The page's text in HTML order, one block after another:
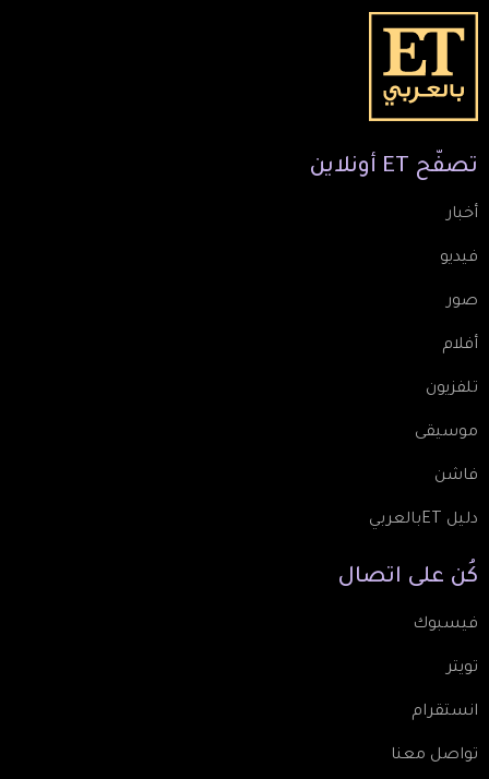
تصفّح ET أونلاين
أخبار
فيديو
صور
أفلام
تلفزيون
موسيقى
فاشن
دليل ETبالعربي
كُن على اتصال
فيسبوك
تويتر
انستقرام
تواصل معنا